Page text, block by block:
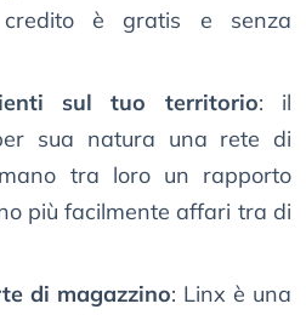
è gratis e senza
sul tuo territorio: il
sua natura una rete di
tra loro un rapporto
più facilmente affari tra di
di magazzino: Linx è una